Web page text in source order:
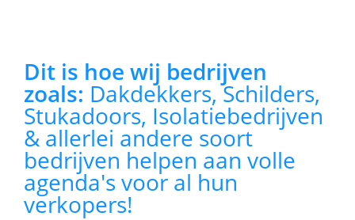
Dit is hoe wij bedrijven
zoals: Dakdekkers, Schilders,
Stukadoors, Isolatiebedrijven
& allerlei andere soort
bedrijven helpen aan volle
agenda's voor al hun
verkopers!